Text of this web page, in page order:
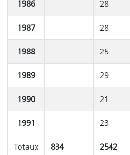
1986 28
1987 28
1988 25
1989 29
1990 21
1991 23
Totaux 834 2542